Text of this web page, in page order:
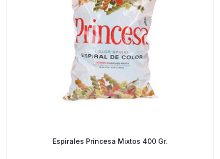
Espirales Princesa Mixtos 400 Gr.